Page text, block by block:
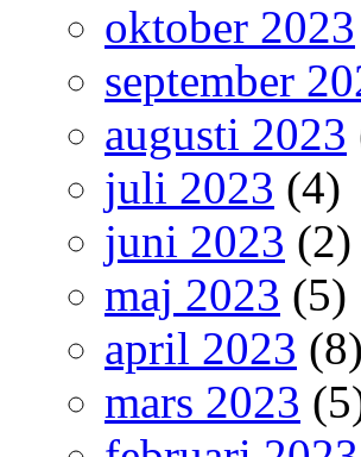
oktober 2023
september
augusti 2023
juli 2023 (4)
juni 2023 (2)
maj 2023 (5)
april 2023 (8)
mars 2023